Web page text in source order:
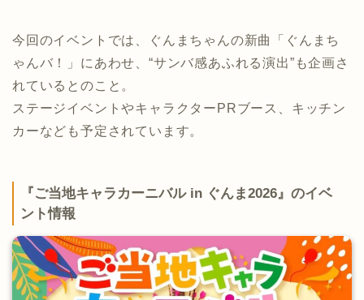
今回のイベントでは、ぐんまちゃんの新曲「ぐんまち
ゃんバ！」にあわせ、“サンバ感あふれる演出”も企画さ
れているとのこと。
ステージイベントやキャラクターPRブース、キッチン
カーなども予定されています。
『ご当地キャラカーニバル in ぐんま2026』のイベ
ント情報